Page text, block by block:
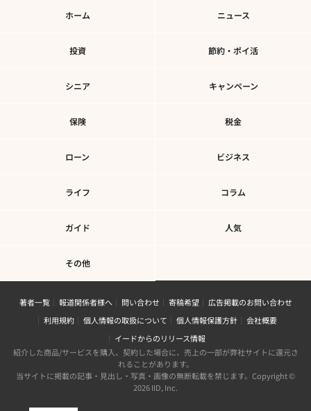
ホーム ニュース
投資 節約・ポイ活
シニア キャンペーン
保険 税金
ローン ビジネス
ライフ コラム
ガイド 人気
その他
著者一覧 報道関係者様へ 問い合わせ 寄稿希望
広告掲載のお問い合わせ
利用規約
個人情報の取扱について 個人情報保護方針
会社概要
イードからのリリース情報
紹介した商品/サービスを購入、契約した場合に、売上の一部が弊社サイトに還元さ
れることがあります。
当サイトに掲載の記事・見出し・写真・画像の無断転載を禁じます。Copyright ©
2026 IID, Inc.